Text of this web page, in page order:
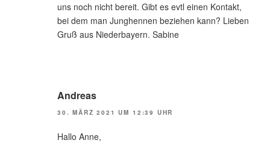
uns noch nicht bereit. Gibt es evtl einen Kontakt,
bei dem man Junghennen beziehen kann? Lieben
Gruß aus Niederbayern. Sabine
Andreas
30. MÄRZ 2021 UM 12:39 UHR
Hallo Anne,